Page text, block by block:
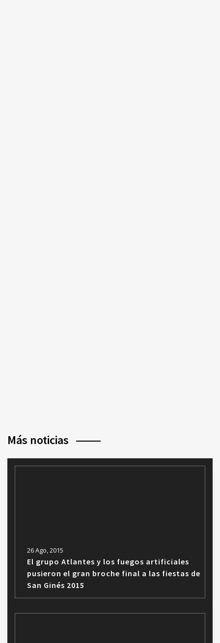
Más noticias
26 Ago, 2015
El grupo Atlantes y los fuegos artificiales
pusieron el gran broche final a las fiestas de
San Ginés 2015